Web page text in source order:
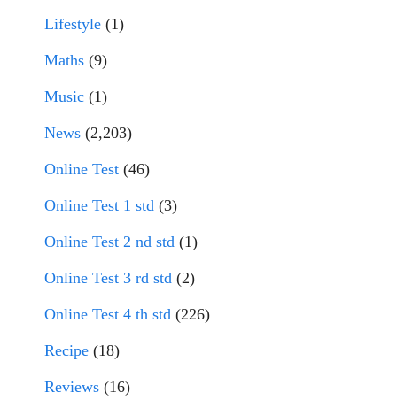
Lifestyle (1)
Maths (9)
Music (1)
News (2,203)
Online Test (46)
Online Test 1 std (3)
Online Test 2 nd std (1)
Online Test 3 rd std (2)
Online Test 4 th std (226)
Recipe (18)
Reviews (16)